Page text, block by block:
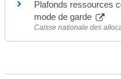
Plafonds ressources
mode de garde
Caisse nationale des